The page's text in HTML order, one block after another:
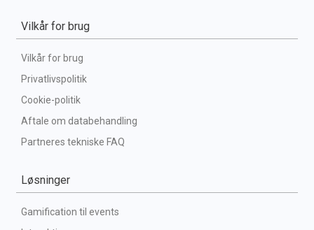
Vilkår for brug
Vilkår for brug
Privatlivspolitik
Cookie-politik
Aftale om databehandling
Partneres tekniske FAQ
Løsninger
Gamification til events